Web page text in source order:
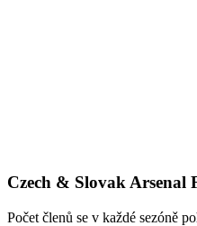
Czech & Slovak Arsenal
Počet členů se v každé sezóně